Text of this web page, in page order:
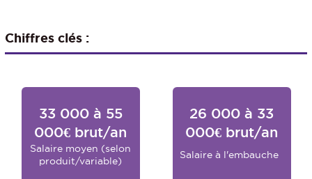
Chiffres clés :
33 000 à 55
000€ brut/an
Salaire moyen (selon
produit/variable)
26 000 à 33
000€ brut/an
Salaire à l'embauche